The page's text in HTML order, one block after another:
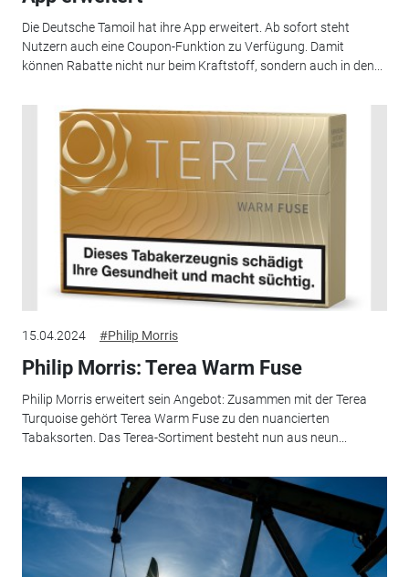
Die Deutsche Tamoil hat ihre App erweitert. Ab sofort steht
Nutzern auch eine Coupon-Funktion zu Verfügung. Damit
können Rabatte nicht nur beim Kraftstoff, sondern auch in den...
15.04.2024 #Philip Morris
Philip Morris: Terea Warm Fuse
Philip Morris erweitert sein Angebot: Zusammen mit der Terea
Turquoise gehört Terea Warm Fuse zu den nuancierten
Tabaksorten. Das Terea-Sortiment besteht nun aus neun...